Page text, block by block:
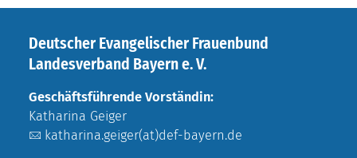
Deutscher Evangelischer Frauenbund
Landesverband Bayern e. V.
Geschäftsführende Vorständin:
Katharina Geiger
katharina.geiger(at)def-bayern.de